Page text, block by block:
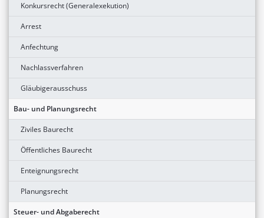
Konkursrecht (Generalexekution)
Arrest
Anfechtung
Nachlassverfahren
Gläubigerausschuss
Bau- und Planungsrecht
Ziviles Baurecht
Öffentliches Baurecht
Enteignungsrecht
Planungsrecht
Steuer- und Abgaberecht